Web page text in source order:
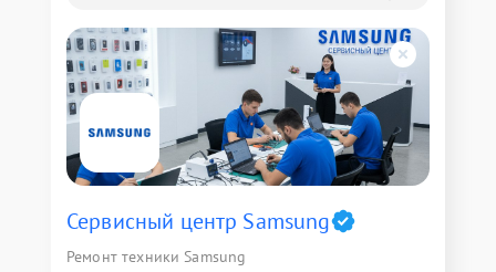
Сервисный центр Samsung
Ремонт техники Samsung